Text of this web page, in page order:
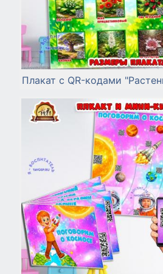
Плакат с QR-кодами